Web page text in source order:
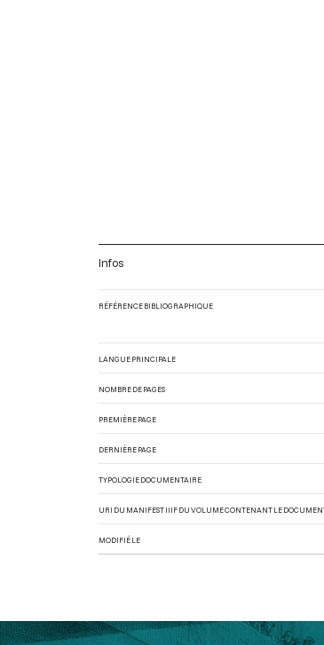
Infos
RÉFÉRENCE BIBLIOGRAPHIQUE
LANGUE PRINCIPALE
NOMBRE DE PAGES
PREMIÈRE PAGE
DERNIÈRE PAGE
TYPOLOGIE DOCUMENTAIRE
URI DU MANIFEST IIIF DU VOLUME CONTENANT LE
MODIFIÉ LE